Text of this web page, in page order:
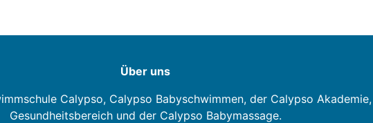
Über uns
Calypso, Calypso Babyschwimmen, der Calypso
Gesundheitsbereich und der Calypso Babymassage.